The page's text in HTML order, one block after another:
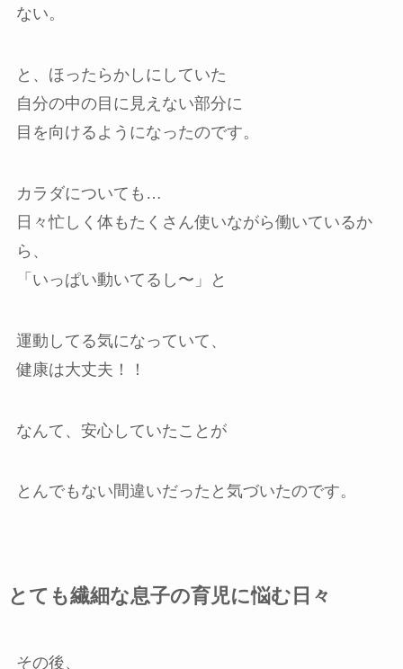
ない。
と、ほったらかしにしていた
自分の中の目に見えない部分に
目を向けるようになったのです。
カラダについても…
日々忙しく体もたくさん使いながら働いているか
ら、
「いっぱい動いてるし〜」と
運動してる気になっていて、
健康は大丈夫！！
なんて、安心していたことが
とんでもない間違いだったと気づいたのです。
とても繊細な息子の育児に悩む日々
その後、